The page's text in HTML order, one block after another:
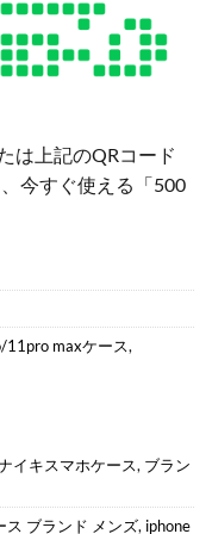
は上記のQRコード
今すぐ使える「500
maxケース,
イキスマホケース, ブラン
ス ブランド メンズ, iphone